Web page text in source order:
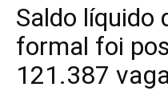
Saldo líquido
formal foi
121.387